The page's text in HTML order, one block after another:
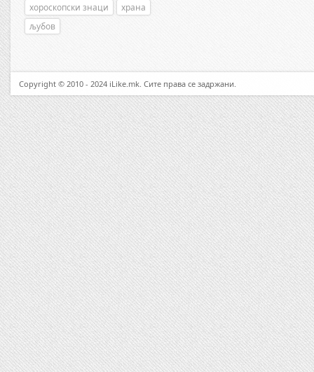
хороскопски знаци
храна
љубов
Copyright © 2010 - 2024 iLike.mk. Сите права се задржани.